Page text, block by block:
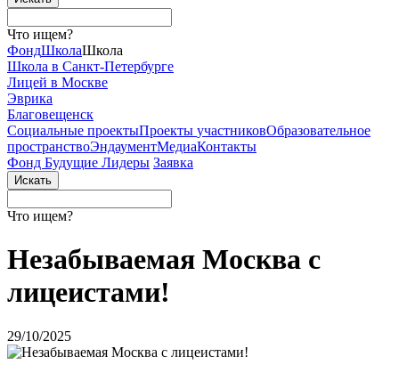
Что ищем?
ФондШколаШкола
Школа в Санкт-Петербурге
Лицей в Москве
Эврика
Благовещенск
Социальные проектыПроекты участниковОбразовательное
пространствоЭндаументМедиаКонтакты
Фонд Будущие Лидеры Заявка
Что ищем?
Незабываемая Москва с
лицеистами!
29/10/2025